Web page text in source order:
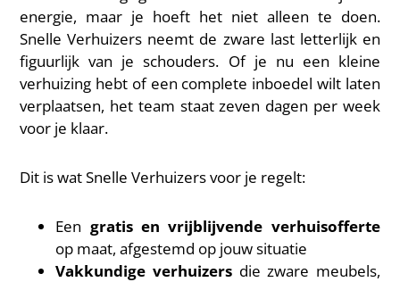
energie, maar je hoeft het niet alleen te doen.
Snelle Verhuizers neemt de zware last letterlijk en
figuurlijk van je schouders. Of je nu een kleine
verhuizing hebt of een complete inboedel wilt laten
verplaatsen, het team staat zeven dagen per week
voor je klaar.
Dit is wat Snelle Verhuizers voor je regelt:
Een gratis en vrijblijvende verhuisofferte
op maat, afgestemd op jouw situatie
Vakkundige verhuizersdie zware meubels,